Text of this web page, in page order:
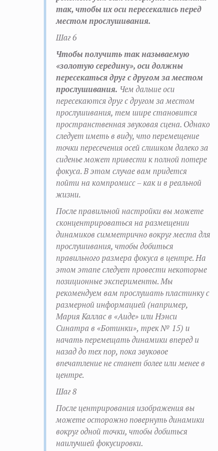
так, чтобы их оси пересекались перед
местом прослушивания.
Шаг 6
Чтобы получить так называемую
«золотую середину», оси должны
пересекаться друг с другом за местом
прослушивания. Чем дальше оси
пересекаются друг с другом за местом
прослушивания, тем шире становится
пространственная звуковая сцена. Однако
следует иметь в виду, что перемещение
точки пересечения осей слишком далеко за
сиденье может привести к полной потере
фокуса. В этом случае вам придется
пойти на компромисс – как и в реальной
жизни.
После правильной настройки вы можете
сконцентрироваться на размещении
динамиков симметрично вокруг места для
прослушивания, чтобы добиться
правильного размера фокуса в центре. На
этом этапе следует провести некоторые
позиционные эксперименты. Мы
рекомендуем вам прослушать пластинку с
размерной информацией (например,
Мария Каллас в «Аиде» или Нэнси
Синатра в «Ботинки», трек № 15) и
начать перемещать динамики вперед и
назад до тех пор, пока звуковое
впечатление не станет более или менее в
центре.
Шаг 8
После центрирования изображения вы
можете осторожно повернуть динамики
вокруг одной точки, чтобы добиться
наилучшей фокусировки.